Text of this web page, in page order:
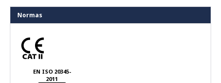
Normas
EN ISO 20345-
2011